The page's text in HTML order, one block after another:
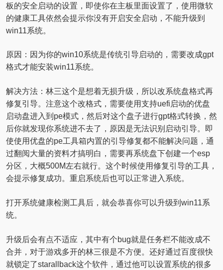
板的安全启动的设置，即使你在主板里面设置了，使用微软
的健康工具依然会提示你没有开启安全启动，不能升级到
win11系统。
原因：因为你的win10系统是传统引导启动的，需要改成gpt
格式才能安装win11系统。
解决方法：林三这个是想着无损升级，所以改系统盘格式再
修复引导。注意这个改格式，需要使用支持uefi启动的优盘
启动盘进入到pe模式，然后对这个盘子进行gpt格式转换，然
后你就发现你系统进不去了，原因是无法识别启动引导。即
使使用优盘的pe工具箱内置的引导修复都不能解决问题，通
过翻阅大量的资料才搞明白，需要再系统盘下创建一个esp
分区，大概500M左右就行。这个时候使用修复引导的工具，
会提示修复成功。重启系统后也可以正常进入系统。
打开系统健康检测工具后，就会恭喜你可以升级到win11系
统。
升级后会有点不适应，其中有个bug就是任务栏不能改成不
合并，对于游戏多开的林三很是不方便。还好通过百度很快
就锁定了starallback这个软件，通过他可以设置系统的很多